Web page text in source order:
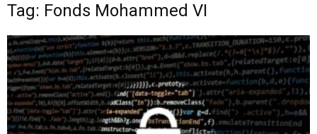
Tag: Fonds Mohammed VI